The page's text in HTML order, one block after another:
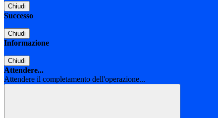
Chiudi
Successo
Chiudi
Informazione
Chiudi
Attendere...
Attendere il completamento dell'operazione...